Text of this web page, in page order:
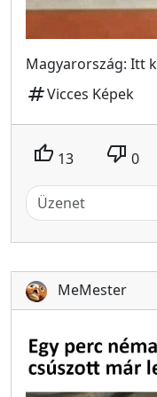
Magyarország: Itt
tagVicces Képek
thumb_up 13 thumb_down 0
MeMester